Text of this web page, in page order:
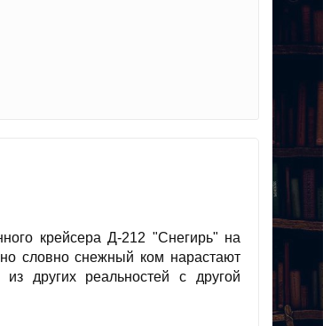
крейсера Д-212 "Снегирь" на
словно снежный ком нарастают
других реальностей с другой